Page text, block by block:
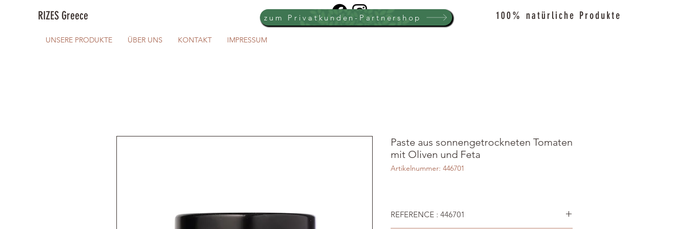
RIZES Greece
UNSERE PRODUKTE ÜBER UNS KONTAKT IMPRESSUM
100% natürliche Produkte
zum Privatkunden-Partnershop
Paste aus sonnengetrockneten Tomaten
mit Oliven und Feta
Artikelnummer: 446701
REFERENCE : 446701